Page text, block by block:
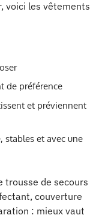
voici les vêtements
de préférence
et préviennent
stables et avec une
trousse de secours
couverture
: mieux vaut